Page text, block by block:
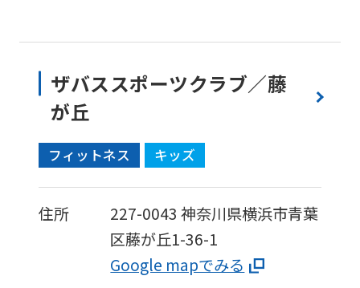
ザバススポーツクラブ／藤
が丘
フィットネス キッズ
住所 227-0043 神奈川県横浜市青葉
区藤が丘1-36-1
Google mapでみる